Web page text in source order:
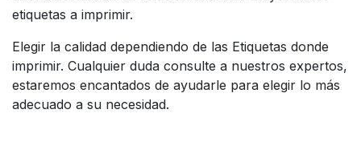
etiquetas a imprimir.
Elegir la calidad dependiendo de las Etiquetas donde
imprimir. Cualquier duda consulte a nuestros expertos,
estaremos encantados de ayudarle para elegir lo más
adecuado a su necesidad.